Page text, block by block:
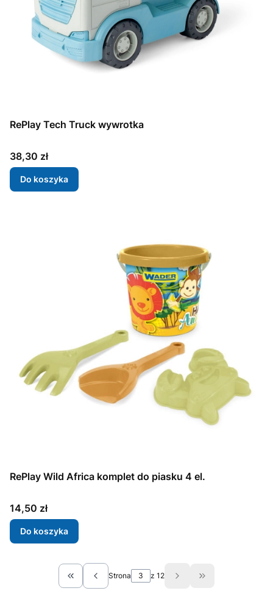
RePlay Tech Truck wywrotka
Cena
38,30 zł
Do koszyka
RePlay Wild Africa komplet do piasku 4 el.
Cena
14,50 zł
Do koszyka
Wróć do pierwszej strony z produktami
Strona z 12 Przejdź do